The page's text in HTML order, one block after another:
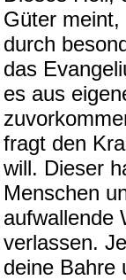
Güter
durch
das
es aus
fragt den
will. Dieser
Menschen
aufwallende
verlassen.
deine Bahre